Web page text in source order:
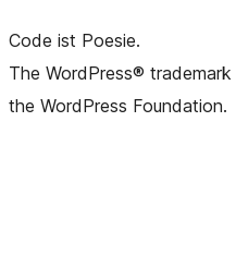
Code ist Poesie.
The WordPress®
the WordPress Foundation.